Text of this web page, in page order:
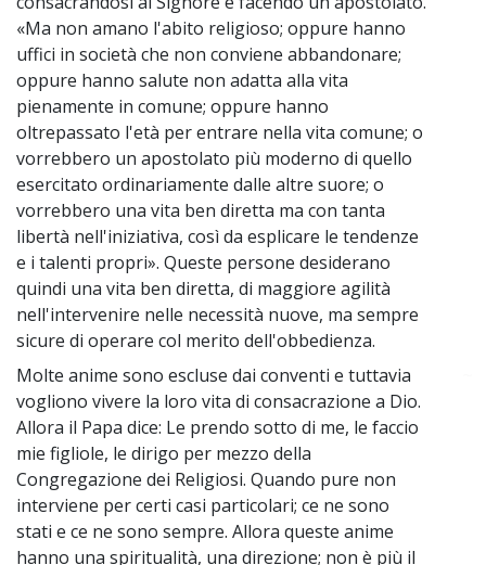
«Ma non amano l'abito religioso; oppure hanno
uffici in società che non conviene abbandonare;
oppure hanno salute non adatta alla vita
pienamente in comune; oppure hanno
oltrepassato l'età per entrare nella vita comune; o
vorrebbero un apostolato più moderno di quello
esercitato ordinariamente dalle altre suore; o
vorrebbero una vita ben diretta ma con tanta
libertà nell'iniziativa, così da esplicare le tendenze
e i talenti propri». Queste persone desiderano
quindi una vita ben diretta, di maggiore agilità
nell'intervenire nelle necessità nuove, ma sempre
sicure di operare col merito dell'obbedienza.
Molte anime sono escluse dai conventi e tuttavia
vogliono vivere la loro vita di consacrazione a Dio.
Allora il Papa dice: Le prendo sotto di me, le faccio
mie figliole, le dirigo per mezzo della
Congregazione dei Religiosi. Quando pure non
interviene per certi casi particolari; ce ne sono
stati e ce ne sono sempre. Allora queste anime
hanno una spiritualità, una direzione; non è più il